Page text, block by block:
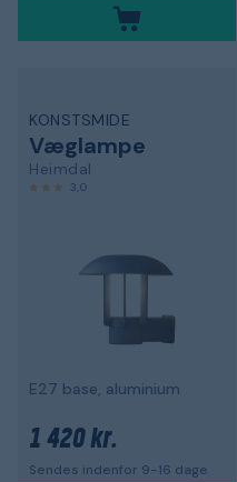
KONSTSMIDE
Væglampe
Heimdal
3,0
E27 base, aluminium
1 420 kr.
Sendes indenfor 9-16 dage